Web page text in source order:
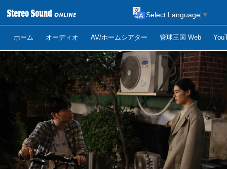
ホーム オーディオ AV/ホームシアター 管球王国 Web
Select Language ▼